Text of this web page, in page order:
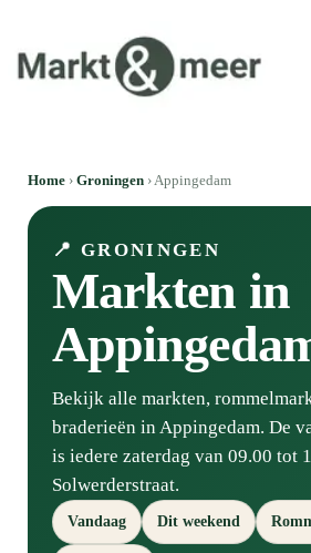
Home › Groningen › Appingedam
📍 GRONINGEN
Markten in
Bekijk alle markten,
braderieën in Appingedam. De
is iedere zaterdag van 09.00 tot
Solwerderstraat.
Vandaag Dit weekend